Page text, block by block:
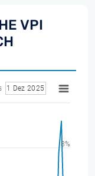
VPI
1 Dez 2025
8%